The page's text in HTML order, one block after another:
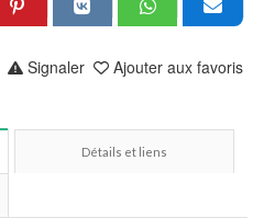
Ajouter aux favoris
Signaler
Détails et liens